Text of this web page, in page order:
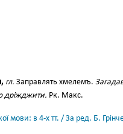
гл. Заправлять хмелемъ.
дріжджити. Рк. Макс.
мови: в 4-х тт. / За ред. Б.